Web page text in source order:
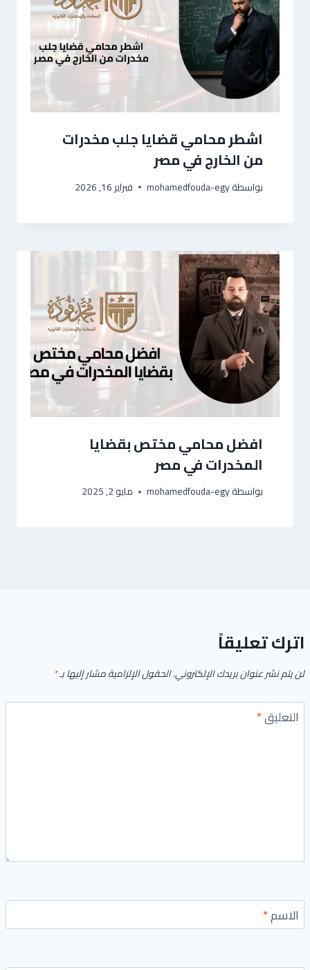
اشطر محامي قضايا جلب مخدرات
من الخارج في مصر
بواسطةmohamedfouda-egy فبراير 16, 2026
افضل محامي مختص بقضايا
المخدرات في مصر
بواسطةmohamedfouda-egy مايو 2, 2025
اترك تعليقاً
لن يتم نشر عنوان بريدك الإلكتروني.الحقول الإلزامية مشار إليها بـ*
التعليق*
الاسم*